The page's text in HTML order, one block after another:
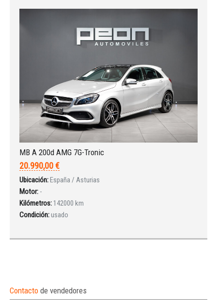
MB A 200d AMG 7G-Tronic
20.990,00 €
Ubicación:España / Asturias
Motor: -
Kilómetros: 142000 km
Condición:usado
Contacto de vendedores